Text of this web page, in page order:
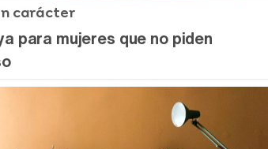
carácter
para mujeres que no piden